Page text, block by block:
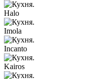
Halo
Imola
Incanto
Kairos